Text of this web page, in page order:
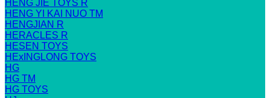
HENG JIE TOYS R
HENG YI KAI NUO TM
HENGJIAN R
HERACLES R
HESEN TOYS
HExINGLONG TOYS
HG
HG TM
HG TOYS